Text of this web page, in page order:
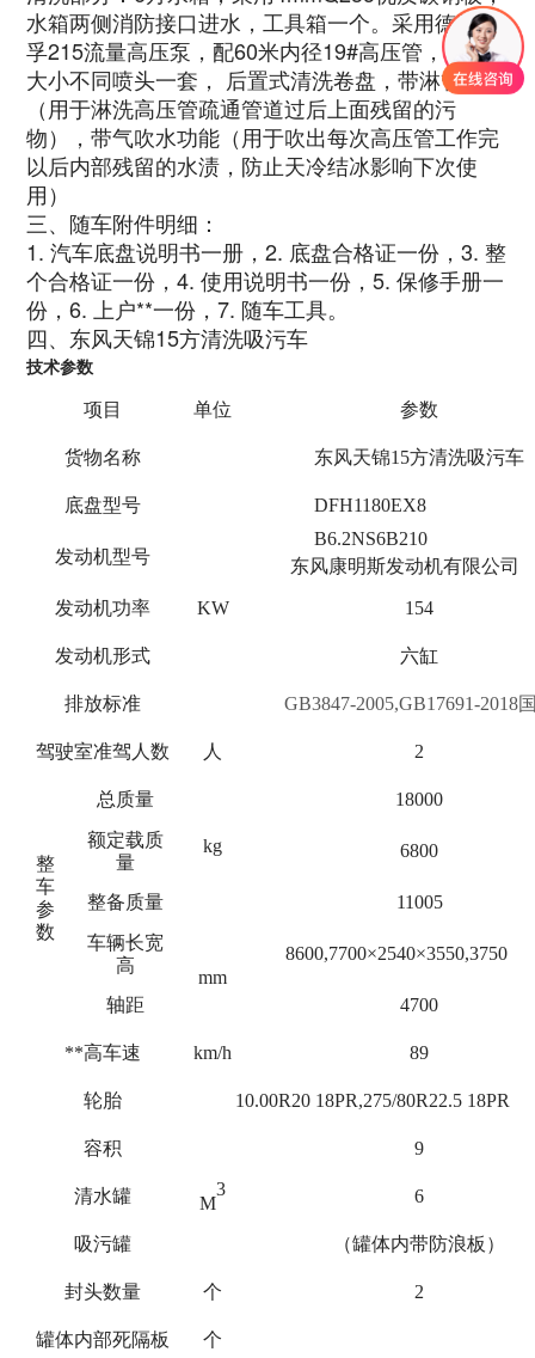
水箱两侧消防接口进水，工具箱一个。采用德国品
孚215流量高压泵，配60米内径19#高压管，10个
大小不同喷头一套， 后置式清洗卷盘，带淋管装置
（用于淋洗高压管疏通管道过后上面残留的污
物），带气吹水功能（用于吹出每次高压管工作完
以后内部残留的水渍，防止天冷结冰影响下次使
用）
三、随车附件明细：
1. 汽车底盘说明书一册，2. 底盘合格证一份，3. 整
个合格证一份，4. 使用说明书一份，5. 保修手册一
份，6. 上户**一份，7. 随车工具。
四、东风天锦15方清洗吸污车
技术参数
项目 单位 参数
货物名称 东风天锦15方清洗吸污车
底盘型号 DFH1180EX8
发动机型号
B6.2NS6B210
东风康明斯发动机有限公司
发动机功率 KW 154
发动机形式 六缸
排放标准 GB3847-2005,GB17691-2018
驾驶室准驾人数 人 2
整
车
参
数
总质量
kg
18000
额定载质
量
6800
整备质量
11005
车辆长宽
高
mm
8600,7700×2540×3550,3750
轴距 4700
**高车速 km/h 89
轮胎 10.00R20 18PR,275/80R22.5 18PR
容积
M
3
9
清水罐 6
吸污罐 （罐体内带防浪板）
封头数量 个 2
罐体内部死隔板 个